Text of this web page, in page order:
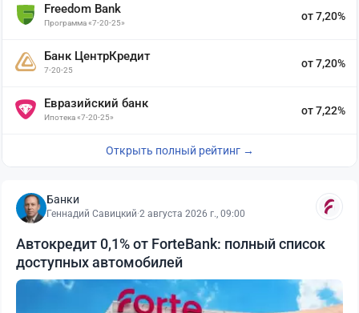
Freedom Bank
Программа «7-20-25»
от 7,20%
Банк ЦентрКредит
7-20-25
от 7,20%
Евразийский банк
Ипотека «7-20-25»
от 7,22%
Открыть полный рейтинг →
Банки
Геннадий Савицкий·2 августа 2026 г., 09:00
Автокредит 0,1% от ForteBank: полный список
доступных автомобилей